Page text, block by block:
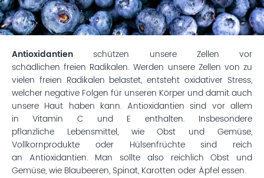
Antioxidantien schützen unsere Zellen vor
schädlichen freien Radikalen. Werden unsere Zellen von zu
vielen freien Radikalen belastet, entsteht oxidativer Stress,
welcher negative Folgen für unseren Körper und damit auch
unsere Haut haben kann. Antioxidantien sind vor allem
in Vitamin C und E enthalten. Insbesondere
pflanzliche Lebensmittel, wie Obst und Gemüse,
Vollkornprodukte oder Hülsenfrüchte sind reich
an Antioxidantien. Man sollte also reichlich Obst und
Gemüse, wie Blaubeeren, Spinat, Karotten oder Äpfel essen.